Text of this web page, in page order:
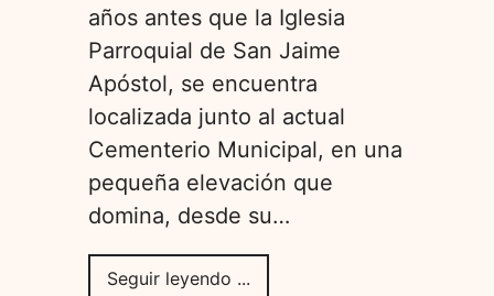
años antes que la Iglesia
Parroquial de San Jaime
Apóstol, se encuentra
localizada junto al actual
Cementerio Municipal, en una
pequeña elevación que
domina, desde su…
Seguir leyendo ...